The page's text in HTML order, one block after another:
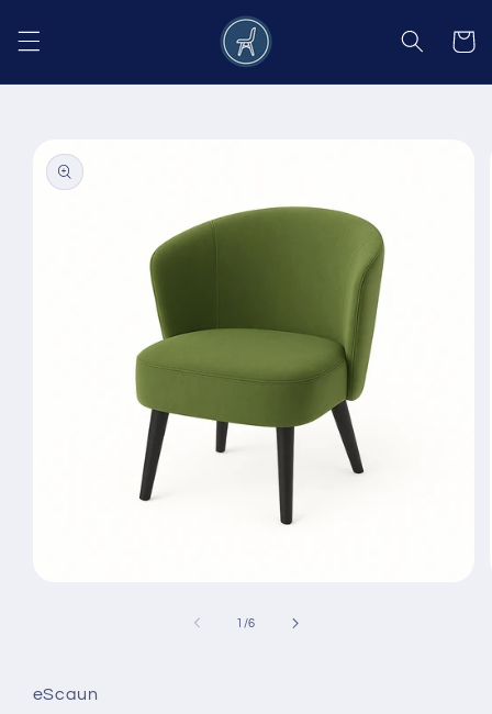
conținut
Coș
informațiile
despre
produs
fereastră
modală
1 /din
6
eScaun